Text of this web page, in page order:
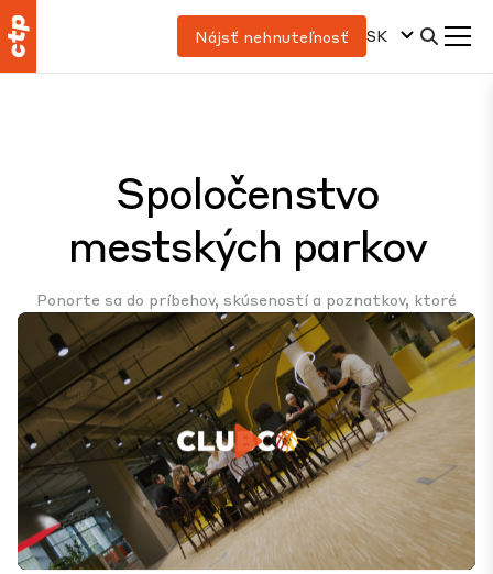
Nájsť nehnuteľnosť SK
Spoločenstvo
mestských parkov
Ponorte sa do príbehov, skúseností a poznatkov, ktoré
definujú naše dynamické a vzájomne prepojené parky so
zmiešaným využitím, ktoré spájajú ľudí, podniky a životné
prostredie v harmónii.
Mute Settings
Play